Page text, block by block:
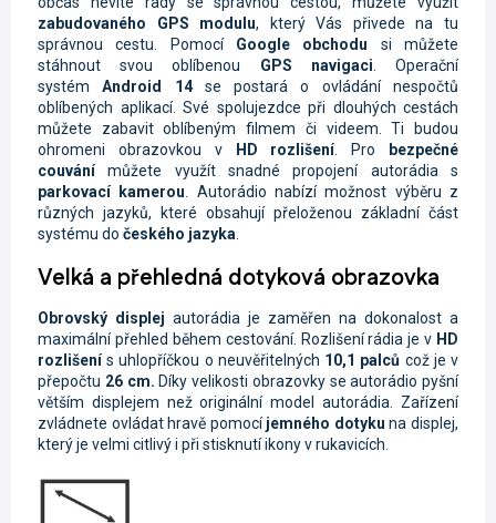
zabudovaného GPS modulu, který Vás přivede na tu
správnou cestu. Pomocí Google obchodu si můžete
stáhnout svou oblíbenou GPS navigaci . Operační
systémAndroid 14se postará o ovládání nespočtů
oblíbených aplikací. Své spolujezdce při dlouhých cestách
můžete zabavit oblíbeným filmem či videem. Ti budou
ohromeni obrazovkou v
HD rozlišení. Pro
bezpečné
couvánímůžete využít snadné propojení autorádia s
parkovací kamerou
Autorádio nabízí možnost výběru z
různých jazyků, které obsahují přeloženou základní část
systému do českého jazyka
Velká a přehledná dotyková obrazovka
Obrovský displej autorádia je zaměřen na dokonalost a
maximální přehled během cestování. Rozlišení rádia je v HD
rozlišenís uhlopříčkou o neuvěřitelných 10,1 palců což je v
přepočtu 26 cm. Díky velikosti obrazovky se autorádio pyšní
větším displejem než originální model autorádia. Zařízení
zvládnete ovládat hravě pomocíjemného dotyku na displej,
který je velmi citlivý i při stisknutí ikony v rukavicích.